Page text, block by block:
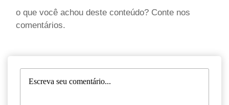
o que você achou deste conteúdo? Conte nos
comentários.